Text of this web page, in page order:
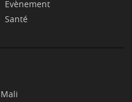
Evènement
Santé
Mali